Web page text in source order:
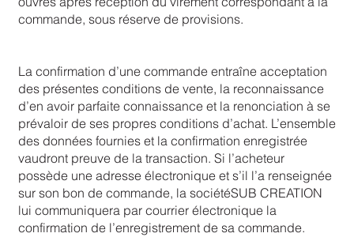
commande, sous réserve de provisions.
La confirmation d’une commande entraîne acceptation
des présentes conditions de vente, la reconnaissance
d’en avoir parfaite connaissance et la renonciation à se
prévaloir de ses propres conditions d’achat. L’ensemble
des données fournies et la confirmation enregistrée
vaudront preuve de la transaction. Si l’acheteur
possède une adresse électronique et s’il l’a renseignée
sur son bon de commande, la sociétéSUB CREATION
lui communiquera par courrier électronique la
confirmation de l’enregistrement de sa commande.